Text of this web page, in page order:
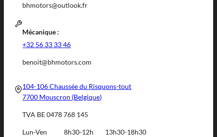
bhmotors@outlook.fr
Mécanique :
+32 56 33 33 46
benoit@bhmotors.com
104-106 Chaussée du Risquons-tout
7700 Mouscron (Belgique)
TVA BE 0478 768 145
Lun-Ven 8h30-12h
13h30-18h30